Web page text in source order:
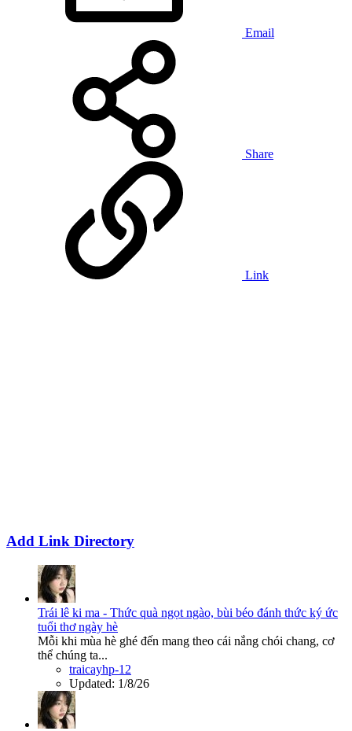
Email
Share
Link
Add Link Directory
Trái lê ki ma - Thức quà ngọt ngào, bùi béo đánh thức ký ức
tuổi thơ ngày hè
Mỗi khi mùa hè ghé đến mang theo cái nắng chói chang, cơ
thể chúng ta...
traicayhp-12
Updated: 1/8/26